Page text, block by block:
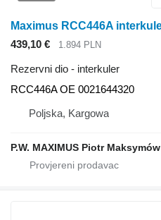
439,10 € 1.894 PLN
Rezervni dio - interkuler
RCC446A OE 0021644320
Poljska, Kargowa
P.W. MAXIMUS Piotr Maksymów